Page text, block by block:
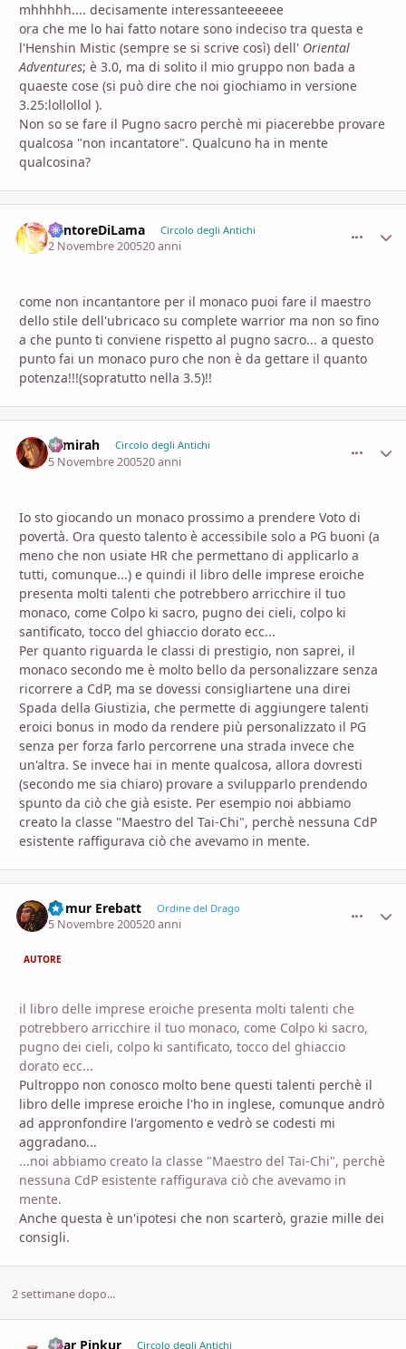
mhhhhh.... decisamente interessanteeeeee
ora che me lo hai fatto notare sono indeciso tra questa e
l'Henshin Mistic (sempre se si scrive così) dell' Oriental
Adventures; è 3.0, ma di solito il mio gruppo non bada a
quaeste cose (si può dire che noi giochiamo in versione
3.25:lollollol ).
Non so se fare il Pugno sacro perchè mi piacerebbe provare
qualcosa "non incantatore". Qualcuno ha in mente
qualcosina?
CantoreDiLama Circolo degli Antichi
2 Novembre 200520 anni
come non incantantore per il monaco puoi fare il maestro
dello stile dell'ubricaco su complete warrior ma non so fino
a che punto ti conviene rispetto al pugno sacro... a questo
punto fai un monaco puro che non è da gettare il quanto
potenza!!!(sopratutto nella 3.5)!!
Samirah Circolo degli Antichi
5 Novembre 200520 anni
Io sto giocando un monaco prossimo a prendere Voto di
povertà. Ora questo talento è accessibile solo a PG buoni (a
meno che non usiate HR che permettano di applicarlo a
tutti, comunque...) e quindi il libro delle imprese eroiche
presenta molti talenti che potrebbero arricchire il tuo
monaco, come Colpo ki sacro, pugno dei cieli, colpo ki
santificato, tocco del ghiaccio dorato ecc...
Per quanto riguarda le classi di prestigio, non saprei, il
monaco secondo me è molto bello da personalizzare senza
ricorrere a CdP, ma se dovessi consigliartene una direi
Spada della Giustizia, che permette di aggiungere talenti
eroici bonus in modo da rendere più personalizzato il PG
senza per forza farlo percorrene una strada invece che
un'altra. Se invece hai in mente qualcosa, allora dovresti
(secondo me sia chiaro) provare a svilupparlo prendendo
spunto da ciò che già esiste. Per esempio noi abbiamo
creato la classe "Maestro del Tai-Chi", perchè nessuna CdP
esistente raffigurava ciò che avevamo in mente.
Aomur Erebatt Ordine del Drago
5 Novembre 200520 anni
AUTORE
il libro delle imprese eroiche presenta molti talenti che
potrebbero arricchire il tuo monaco, come Colpo ki sacro,
pugno dei cieli, colpo ki santificato, tocco del ghiaccio
dorato ecc...
Pultroppo non conosco molto bene questi talenti perchè il
libro delle imprese eroiche l'ho in inglese, comunque andrò
ad appronfondire l'argomento e vedrò se codesti mi
aggradano...
...noi abbiamo creato la classe "Maestro del Tai-Chi", perchè
nessuna CdP esistente raffigurava ciò che avevamo in
mente.
Anche questa è un'ipotesi che non scarterò, grazie mille dei
consigli.
2 settimane dopo...
Azar Pinkur Circolo degli Antichi